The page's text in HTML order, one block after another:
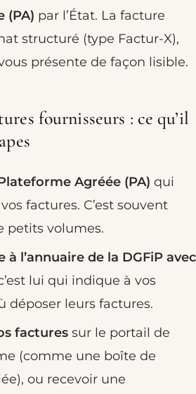
(PA) par l’État. La facture
structuré (type Factur-X),
présente de façon lisible.
fournisseurs : ce qu’il
Agréée (PA) qui
factures. C’est souvent
petits volumes.
à l’annuaire de la DGFiP avec
lui qui indique à vos
déposer leurs factures.
factures sur le portail de
(comme une boîte de
ou recevoir une